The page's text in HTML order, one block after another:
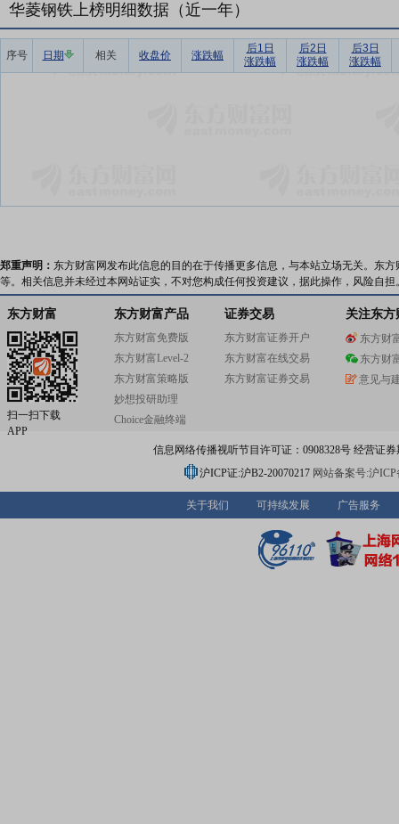
华菱钢铁上榜明细数据（近一年）
序号 日期 相关 收盘价 涨跌幅
后1日
涨跌幅
后2日
涨跌幅
后3日
涨跌幅
郑重声明： 东方财富网发布此信息的目的在于传播更多信息，与本站立场无关。东
等。相关信息并未经过本网站证实，不对您构成任何投资建议，据此操作，风险自担